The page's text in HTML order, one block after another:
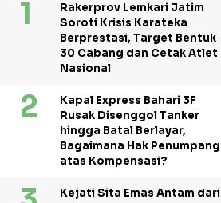
Rakerprov Lemkari Jatim
Soroti Krisis Karateka
Berprestasi, Target Bentuk
30 Cabang dan Cetak Atlet
Nasional
Kapal Express Bahari 3F
Rusak Disenggol Tanker
hingga Batal Berlayar,
Bagaimana Hak Penumpang
atas Kompensasi?
Kejati Sita Emas Antam dari